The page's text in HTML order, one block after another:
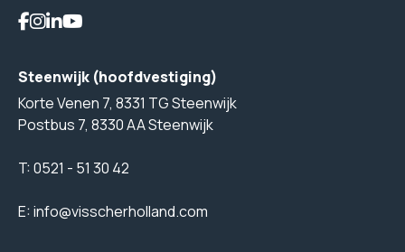
Steenwijk (hoofdvestiging)
Korte Venen 7, 8331 TG Steenwijk
Postbus 7, 8330 AA Steenwijk
T:0521 - 51 30 42
E:info@visscherholland.com